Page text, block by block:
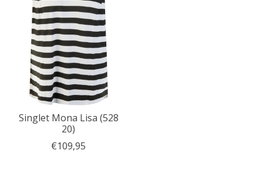
Singlet Mona Lisa (528
20)
€109,95